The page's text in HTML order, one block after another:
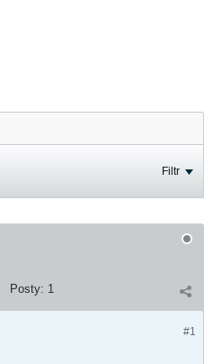
Filtr
Posty: 1
#1